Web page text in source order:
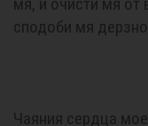
сподоби мя
Чаяния сердца